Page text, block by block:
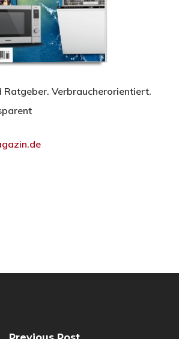
Ratgeber. Verbraucherorientiert.